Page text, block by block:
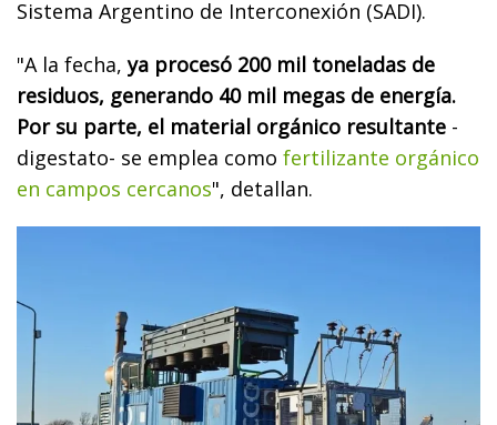
Sistema Argentino de Interconexión (SADI).
"A la fecha,ya procesó 200 mil toneladas de
residuos, generando 40 mil megas de energía.
Por su parte, el material orgánico resultante -
digestato- se emplea como fertilizante orgánico
en campos cercanos", detallan.